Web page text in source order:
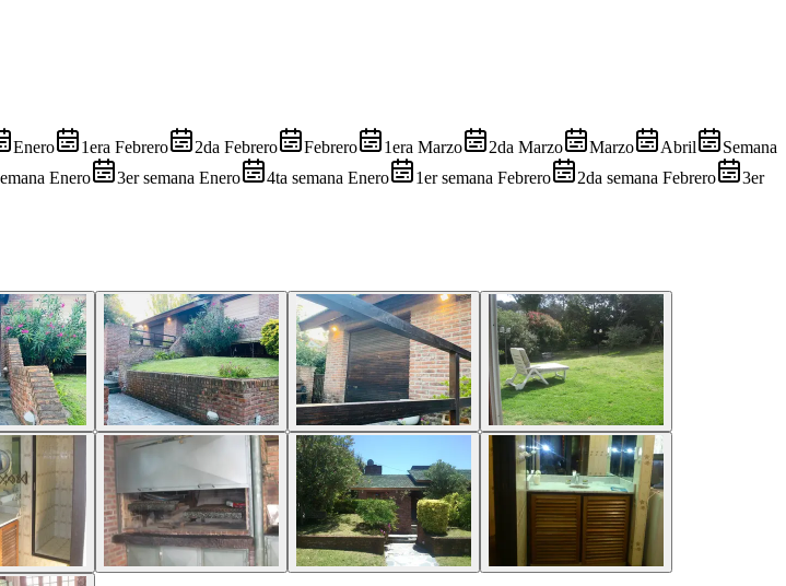
Enero 1era Febrero 2da Febrero Febrero 1era Marzo 2da Marzo Marzo Abril
Semana
Enero 3er semana Enero 4ta semana Enero 1er semana Febrero 2da semana Febrero
3er